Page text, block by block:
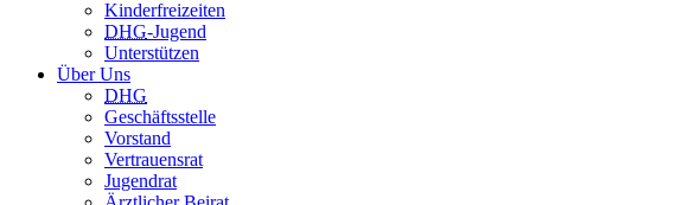
Kinderfreizeiten
DHG-Jugend
Unterstützen
Über Uns
DHG
Geschäftsstelle
Vorstand
Vertrauensrat
Jugendrat